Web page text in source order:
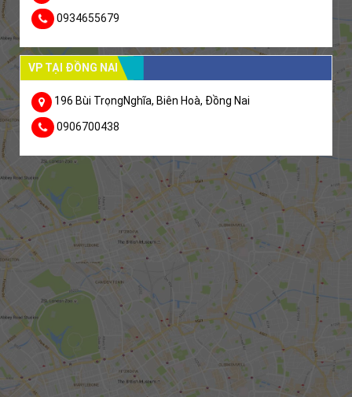
0934655679
VP TẠI ĐỒNG NAI
196 Bùi TrọngNghĩa, Biên Hoà, Đồng Nai
0906700438